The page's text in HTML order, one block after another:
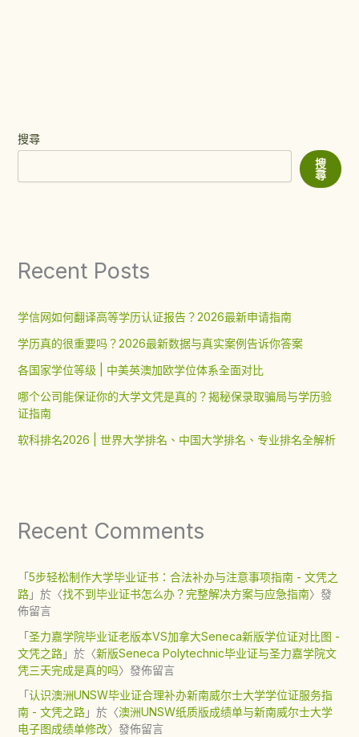
搜尋
搜
尋
Recent Posts
学信网如何翻译高等学历认证报告？2026最新申请指南
学历真的很重要吗？2026最新数据与真实案例告诉你答案
各国家学位等级 | 中美英澳加欧学位体系全面对比
哪个公司能保证你的大学文凭是真的？揭秘保录取骗局与学历验
证指南
软科排名2026 | 世界大学排名、中国大学排名、专业排名全解析
Recent Comments
「5步轻松制作大学毕业证书：合法补办与注意事项指南 - 文凭之
路」於〈找不到毕业证书怎么办？完整解决方案与应急指南〉發
佈留言
「圣力嘉学院毕业证老版本VS加拿大Seneca新版学位证对比图 -
文凭之路」於〈新版Seneca Polytechnic毕业证与圣力嘉学院文
凭三天完成是真的吗〉發佈留言
「认识澳洲UNSW毕业证合理补办新南威尔士大学学位证服务指
南 - 文凭之路」於〈澳洲UNSW纸质版成绩单与新南威尔士大学
电子图成绩单修改〉發佈留言